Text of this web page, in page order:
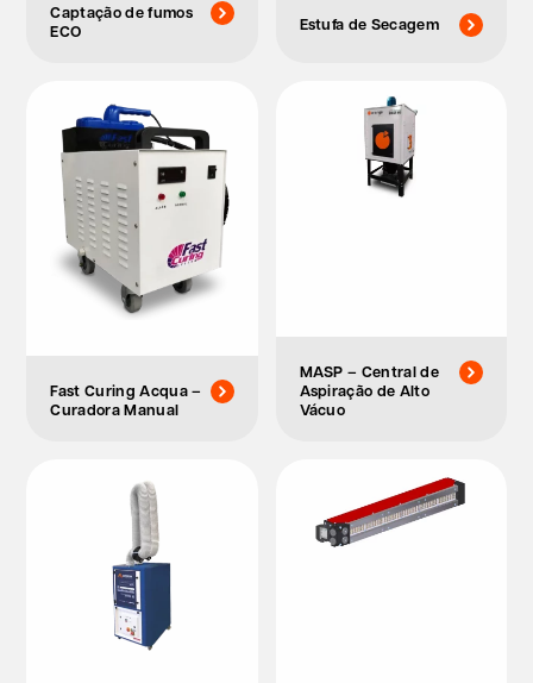
Captação de fumos
ECO
Estufa de Secagem
Fast Curing Acqua –
Curadora Manual
MASP – Central de
Aspiração de Alto
Vácuo